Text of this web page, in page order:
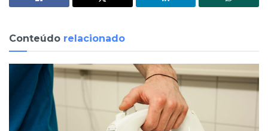
Conteúdo relacionado